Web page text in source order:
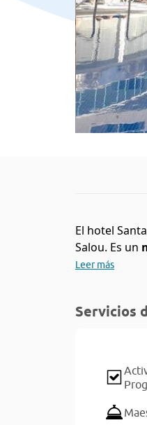
El hotel
Salou. Es un
Leer más
Servicios